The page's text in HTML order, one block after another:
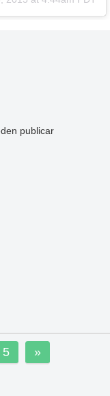
publicar
5 »